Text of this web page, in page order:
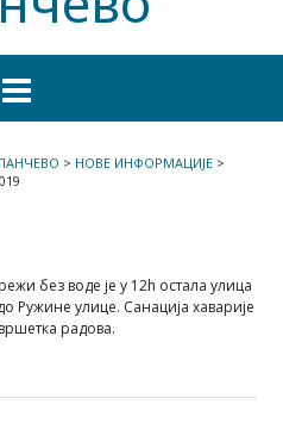
> НОВЕ ИНФОРМАЦИЈЕ >
без воде је у 12h остала улица
Ружине улице. Санација хаварије
радова.